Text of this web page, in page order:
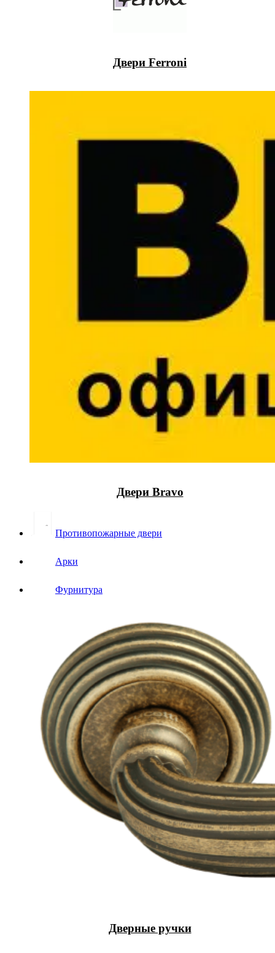
Двери Ferroni
Двери Bravo
Противопожарные двери
Арки
Фурнитура
Дверные ручки